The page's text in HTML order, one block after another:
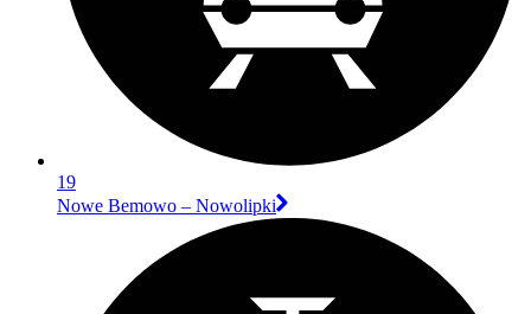
19
Nowe Bemowo – Nowolipki